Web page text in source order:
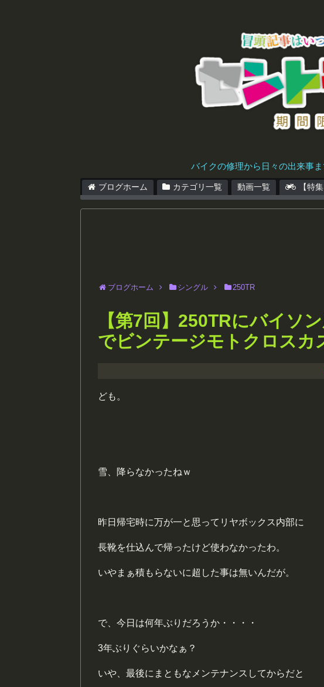
バイクの修理から日々の出来事
ブログホーム カテゴリ一覧 動画一覧 【特集
ブログホーム シングル 250TR
【第7回】250TRにバイソ
でビンテージモトクロスカ
ども。
雪、降らなかったねｗ
昨日帰宅時に万が一と思ってリヤボックス内部に
長靴を仕込んで帰ったけど使わなかったわ。
いやまぁ積もらないに超した事は無いんだが。
で、今日は何年ぶりだろうか・・・・
3年ぶりぐらいかなぁ？
いや、最後にまともなメンテナンスしてからだと